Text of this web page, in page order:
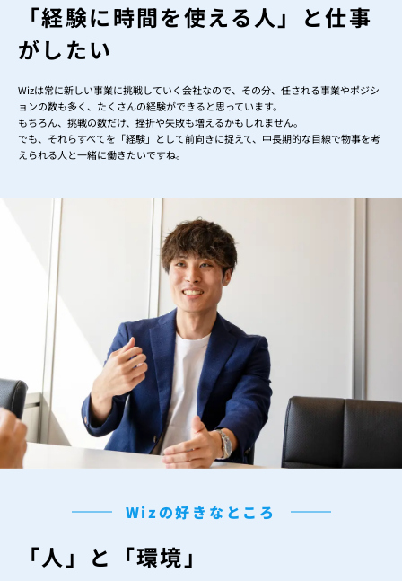
「経験に時間を使える人」
と仕事
がしたい
Wizは常に新しい事業に挑戦していく会社なので、その分、任される事業やポジシ
ョンの数も多く、たくさんの経験ができると思っています。
もちろん、挑戦の数だけ、挫折や失敗も増えるかもしれません。
でも、それらすべてを「経験」として前向きに捉えて、中長期的な目線で物事を考
えられる人と一緒に働きたいですね。
Wizの好きなところ
「人」と「環境」